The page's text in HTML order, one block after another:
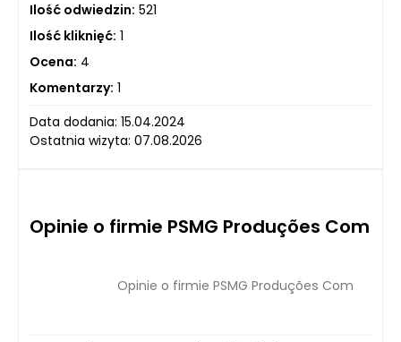
Ilość odwiedzin: 521
Ilość kliknięć: 1
Ocena: 4
Komentarzy: 1
Data dodania: 15.04.2024
Ostatnia wizyta: 07.08.2026
Opinie o firmie PSMG Produções Com
Opinie o firmie PSMG Produções Com